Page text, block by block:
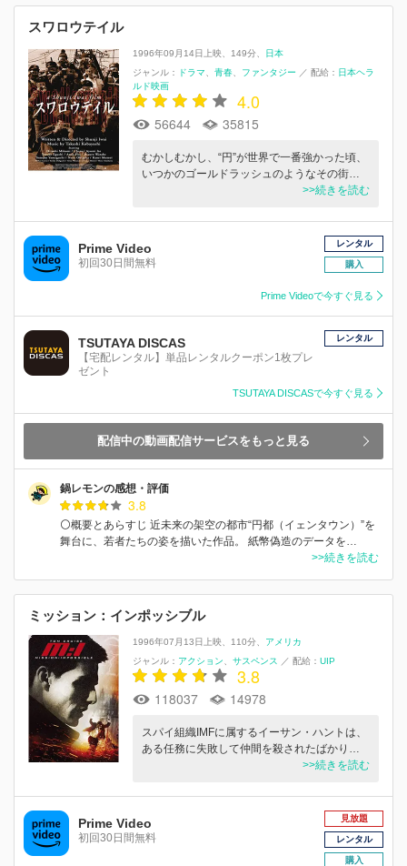
スワロウテイル
1996年09月14日上映 149分
日本
ジャンル：
ドラマ 青春 ファンタジー ／ 配給： 日本ヘラ
ルド映画
4.0
56644 35815
むかしむかし、“円”が世界で一番強かった頃、
いつかのゴールドラッシュのようなその街…
>>続きを読む
Prime Video
初回30日間無料
レンタル
購入
Prime Videoで今すぐ見る
TSUTAYA DISCAS
【宅配レンタル】単品レンタルクーポン1枚プレ
ゼント
レンタル
TSUTAYA DISCASで今すぐ見る
配信中の動画配信サービスをもっと見る
鍋レモンの感想・評価
3.8
⚪概要とあらすじ 近未来の架空の都市“円都（イェンタウン）”を
舞台に、若者たちの姿を描いた作品。 紙幣偽造のデータを…
>>続きを読む
ミッション：インポッシブル
1996年07月13日上映 110分
アメリカ
ジャンル： アクション サスペンス ／ 配給： UIP
3.8
118037 14978
スパイ組織IMFに属するイーサン・ハントは、
ある任務に失敗して仲間を殺されたばかり…
>>続きを読む
Prime Video
初回30日間無料
見放題
レンタル
購入